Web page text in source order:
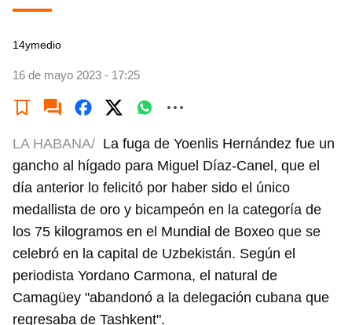
14ymedio
16 de mayo 2023 - 17:25
LA HABANA/ La fuga de Yoenlis Hernández fue un
gancho al hígado para Miguel Díaz-Canel, que el
día anterior lo felicitó por haber sido el único
medallista de oro y bicampeón en la categoría de
los 75 kilogramos en el Mundial de Boxeo que se
celebró en la capital de Uzbekistán. Según el
periodista Yordano Carmona, el natural de
Camagüey "abandonó a la delegación cubana que
regresaba de Tashkent".